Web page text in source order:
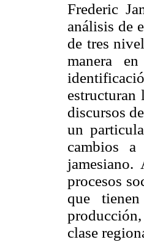
Frederic
análisis de
de tres
manera
discursos
un
cambios
procesos
que
clase